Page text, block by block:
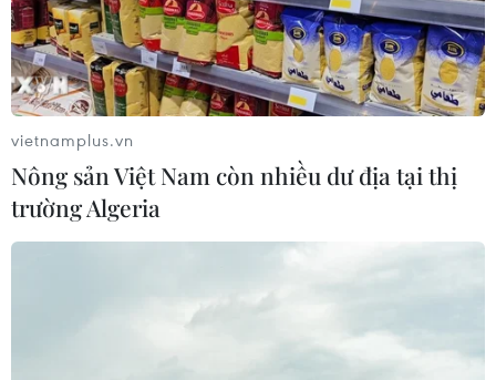
vietnamplus.vn
Nông sản Việt Nam còn nhiều dư địa tại thị
trường Algeria